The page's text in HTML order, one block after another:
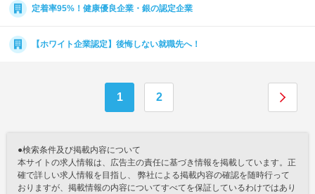
定着率95%！健康優良企業・銀の認定企業
【ホワイト企業認定】後悔しない就職先へ！
1 2
●検索条件及び掲載内容について
本サイトの求人情報は、広告主の責任に基づき情報を掲載しています。正
確で詳しい求人情報を目指し、 弊社による掲載内容の確認を随時行って
おりますが、掲載情報の内容についてすべてを保証しているわけではあり